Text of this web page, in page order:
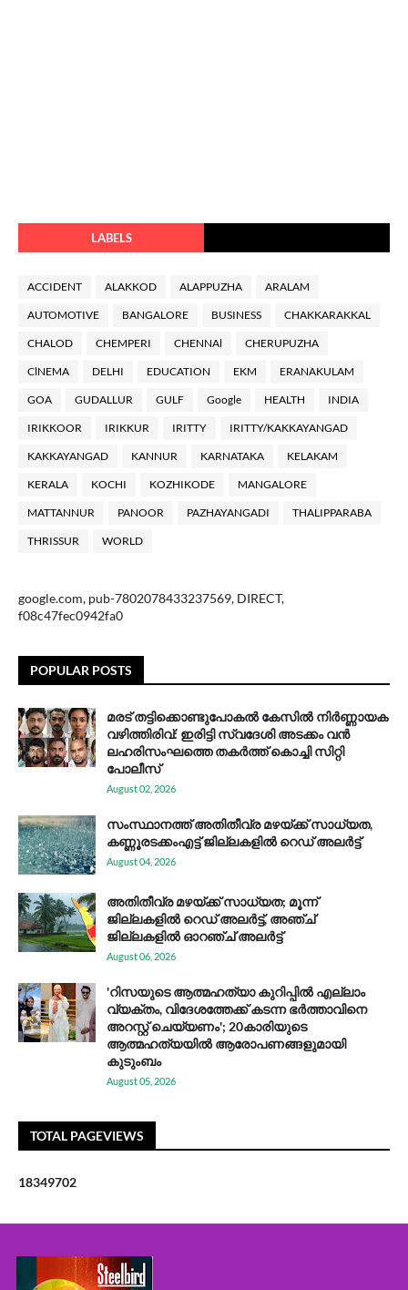
LABELS
ACCIDENT ALAKKOD ALAPPUZHA ARALAM
AUTOMOTIVE BANGALORE BUSINESS CHAKKARAKKAL
CHALOD CHEMPERI CHENNAl CHERUPUZHA
ClNEMA DELHI EDUCATION EKM ERANAKULAM
GOA GUDALLUR GULF Google HEALTH INDIA
IRIKKOOR IRIKKUR IRITTY IRITTY/KAKKAYANGAD
KAKKAYANGAD KANNUR KARNATAKA KELAKAM
KERALA KOCHI KOZHIKODE MANGALORE
MATTANNUR PANOOR PAZHAYANGADI THALIPPARABA
THRISSUR WORLD
google.com, pub-7802078433237569, DIRECT,
f08c47fec0942fa0
POPULAR POSTS
മരട് തട്ടിക്കൊണ്ടുപോകൽ കേസിൽ നിർണ്ണായക
വഴിത്തിരിവ്: ഇരിട്ടി സ്വദേശി അടക്കം വൻ
ലഹരിസംഘത്തെ തകർത്ത് കൊച്ചി സിറ്റി
പോലീസ്
August 02, 2026
സം​സ്ഥാ​ന​ത്ത് അ​തി​തീ​വ്ര മ​ഴ​യ്ക്ക് സാ​ധ്യ​ത,
കണ്ണൂരടക്കംഎ​ട്ട് ജി​ല്ല​ക​ളി​ൽ റെ​ഡ് അ​ലർ​ട്ട്
August 04, 2026
അതിതീവ്ര മഴയ്ക്ക് സാധ്യത; മൂന്ന്
ജില്ലകളിൽ റെഡ് അലർട്ട്, അഞ്ച്
ജില്ലകളിൽ ഓറഞ്ച് അലർട്ട്
August 06, 2026
'റിസയുടെ ആത്മഹത്യാ കുറിപ്പിൽ എല്ലാം
വ്യക്തം, വിദേശത്തേക്ക് കടന്ന ഭർത്താവിനെ
അറസ്റ്റ് ചെയ്യണം'; 20കാരിയുടെ
ആത്മഹത്യയിൽ ആരോപണങ്ങളുമായി
കുടുംബം
August 05, 2026
TOTAL PAGEVIEWS
18349702